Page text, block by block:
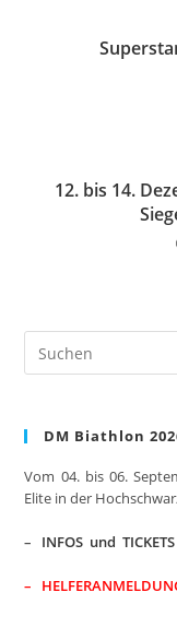
12. bis 14.
DM Biathlon
Vom 04. bis 06.
Elite in der
– INFOS und TICKETS
–